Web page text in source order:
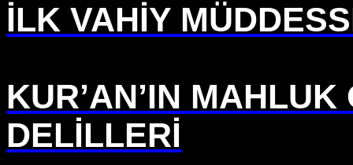
İLK VAHİY
KUR’AN’IN
DELİLLERİ